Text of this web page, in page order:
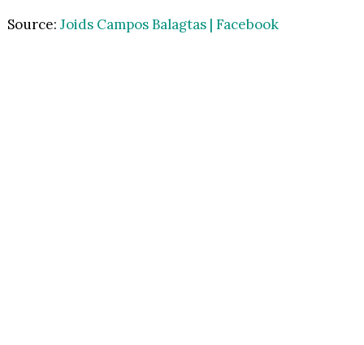
Source: Joids Campos Balagtas | Facebook